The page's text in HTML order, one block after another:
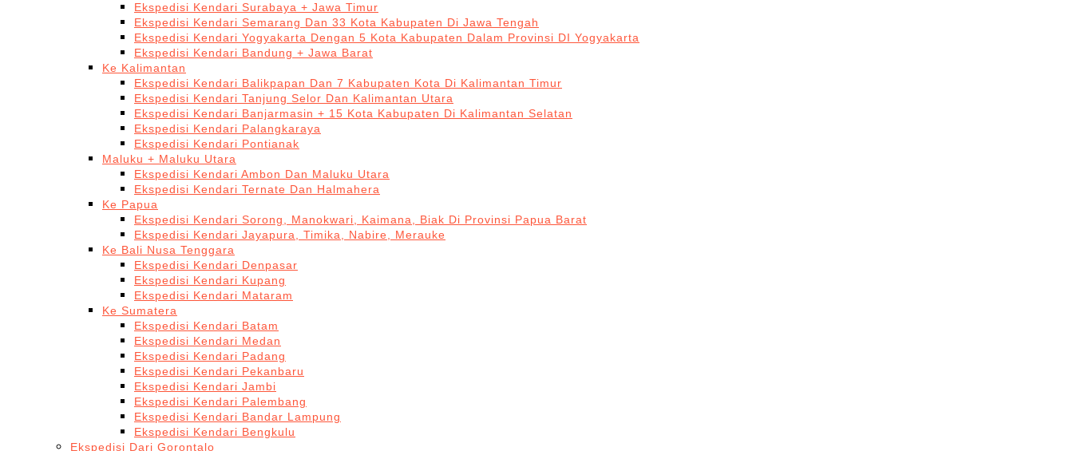
Ekspedisi Kendari Surabaya + Jawa Timur
Ekspedisi Kendari Semarang Dan 33 Kota Kabupaten Di Jawa Tengah
Ekspedisi Kendari Yogyakarta Dengan 5 Kota Kabupaten Dalam Provinsi DI Yogyakarta
Ekspedisi Kendari Bandung + Jawa Barat
Ke Kalimantan
Ekspedisi Kendari Balikpapan Dan 7 Kabupaten Kota Di Kalimantan Timur
Ekspedisi Kendari Tanjung Selor Dan Kalimantan Utara
Ekspedisi Kendari Banjarmasin + 15 Kota Kabupaten Di Kalimantan Selatan
Ekspedisi Kendari Palangkaraya
Ekspedisi Kendari Pontianak
Maluku + Maluku Utara
Ekspedisi Kendari Ambon Dan Maluku Utara
Ekspedisi Kendari Ternate Dan Halmahera
Ke Papua
Ekspedisi Kendari Sorong, Manokwari, Kaimana, Biak Di Provinsi Papua Barat
Ekspedisi Kendari Jayapura, Timika, Nabire, Merauke
Ke Bali Nusa Tenggara
Ekspedisi Kendari Denpasar
Ekspedisi Kendari Kupang
Ekspedisi Kendari Mataram
Ke Sumatera
Ekspedisi Kendari Batam
Ekspedisi Kendari Medan
Ekspedisi Kendari Padang
Ekspedisi Kendari Pekanbaru
Ekspedisi Kendari Jambi
Ekspedisi Kendari Palembang
Ekspedisi Kendari Bandar Lampung
Ekspedisi Kendari Bengkulu
Ekspedisi Dari Gorontalo